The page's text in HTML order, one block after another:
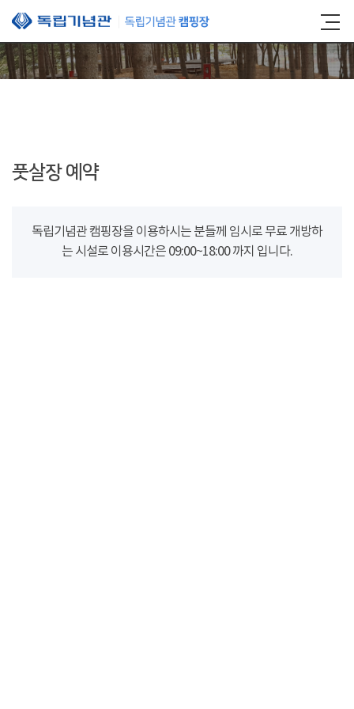
본문 바로가기
풋살장 예약
독립기념관 캠핑장을 이용하시는 분들께 임시로 무료 개방하
는 시설로 이용시간은 09:00~18:00 까지 입니다.